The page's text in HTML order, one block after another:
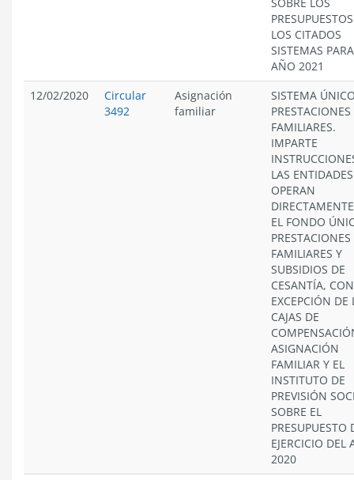
LOS CITADOS
SISTEMAS
AÑO 2021
12/02/2020
Circular
3492
Asignación
familiar
SISTEMA
PRESTACIONES
FAMILIARES.
IMPARTE
LAS
OPERAN
EL FONDO
PRESTACIONES
FAMILIARES Y
SUBSIDIOS DE
CESANTÍA, CON
EXCEPCIÓN DE
CAJAS DE
ASIGNACIÓN
FAMILIAR Y EL
INSTITUTO DE
PREVISIÓN
SOBRE EL
PRESUPUESTO
EJERCICIO DEL
2020